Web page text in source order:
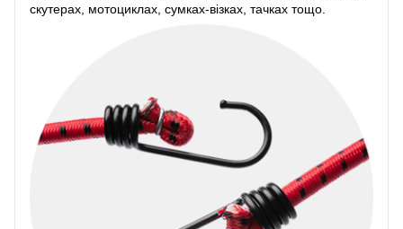
скутерах, мотоциклах, сумках-візках, тачках тощо.